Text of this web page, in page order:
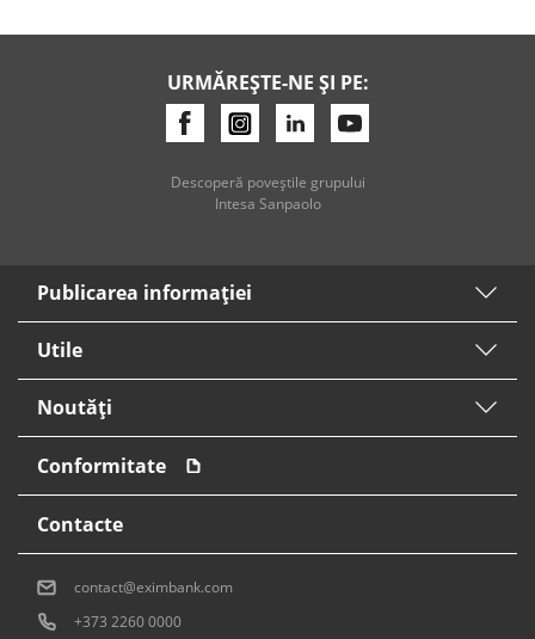
URMĂREȘTE-NE ȘI PE:
Descoperă poveştile grupului
Intesa Sanpaolo
Publicarea informaţiei
Utile
Noutăți
Conformitate
Contacte
contact@eximbank.com
+373 2260 0000